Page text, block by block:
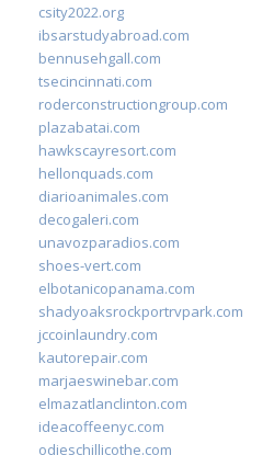
csity2022.org
ibsarstudyabroad.com
bennusehgall.com
tsecincinnati.com
roderconstructiongroup.com
plazabatai.com
hawkscayresort.com
hellonquads.com
diarioanimales.com
decogaleri.com
unavozparadios.com
shoes-vert.com
elbotanicopanama.com
shadyoaksrockportrvpark.com
jccoinlaundry.com
kautorepair.com
marjaeswinebar.com
elmazatlanclinton.com
ideacoffeenyc.com
odieschillicothe.com